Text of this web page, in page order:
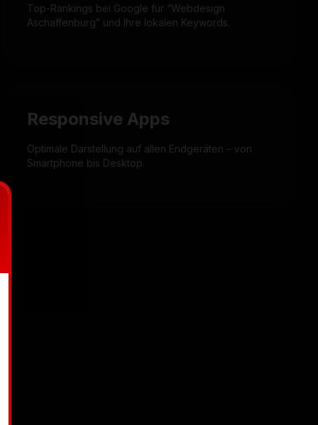
Top-Rankings bei Google für “Webdesign
Aschaffenburg” und Ihre lokalen Keywords.
Responsive Apps
Optimale Darstellung auf allen Endgeräten – von
Smartphone bis Desktop.